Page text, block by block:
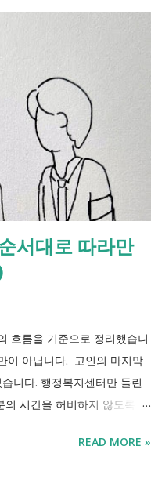
서대로 따라만
흐름을 기준으로 정리했습니
이 아닙니다. 고인의 마지막
니다. 행정복지센터만 들린
의 시간을 허비하지 않도록 정
례 후 행정 절차 타임라인 장
READ MORE »